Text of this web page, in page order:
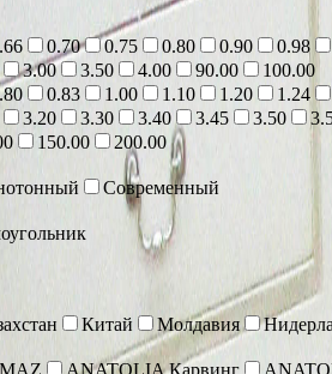
0.70 0.75 0.80 0.90 0.98
3.00 3.50 4.00 90.00
100.00
0.83 1.00 1.10 1.20 1.24
3.20 3.30 3.40 3.45 3.50
150.00
200.00
Современный
Китай Молдавия
ANATOLIA Карвинг